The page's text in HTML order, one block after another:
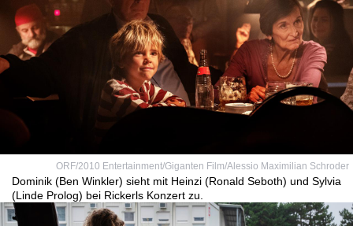
ORF/2010 Entertainment/Giganten Film/Alessio Maximilian Schroder
Dominik (Ben Winkler) sieht mit Heinzi (Ronald Seboth) und Sylvia
(Linde Prolog) bei Rickerls Konzert zu.